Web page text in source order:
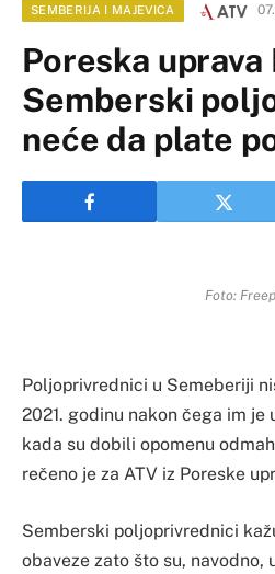
SEMBERIJA I MAJEVICA
Poreska uprava
Semberski
neće da plate
Foto:
Poljoprivrednici u Semeberiji
2021. godinu nakon čega im je
kada su dobili opomenu
rečeno je za ATV iz Poreske
Semberski poljoprivrednici
obaveze zato što su, navodno,